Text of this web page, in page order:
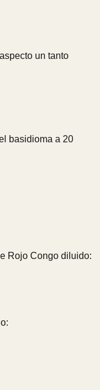
un tanto
basidioma a 20
Rojo Congo diluido: